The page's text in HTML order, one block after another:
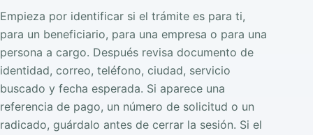
Empieza por identificar si el trámite es para ti,
para un beneficiario, para una empresa o para una
persona a cargo. Después revisa documento de
identidad, correo, teléfono, ciudad, servicio
buscado y fecha esperada. Si aparece una
referencia de pago, un número de solicitud o un
radicado, guárdalo antes de cerrar la sesión. Si el